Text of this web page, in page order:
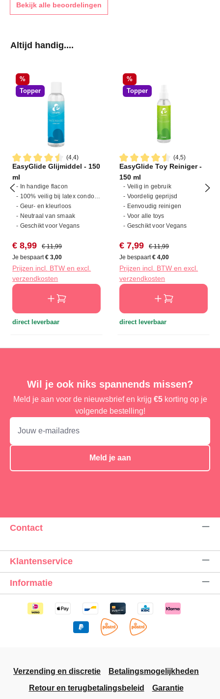
Bekijk alle beoordelingen
Productgalerij overslaan
Altijd handig....
Korting
%
Topper
(4,4)
Gemiddelde waardering van 4.4 van 5 sterren
EasyGlide Glijmiddel - 150
ml
- In handige flacon
- 100% veilig bij latex condooms
- Geur- en kleurloos
- Neutraal van smaak
- Geschikt voor Vegans
Verkoopprijs:
€ 8,99 Normale prijs:
€ 11,99
Je bespaart€ 3,00
Prijzen incl. BTW en excl.
verzendkosten
direct leverbaar
Korting
%
Topper
(4,5)
Gemiddelde waardering van
EasyGlide Toy Reiniger -
150 ml
- Veilig in gebruik
- Voordelig geprijsd
- Eenvoudig reinigen
- Voor alle toys
- Geschikt voor Vegans
Verkoopprijs:
€ 7,99 Normale prijs:
€ 11,99
Je bespaart€ 4,00
Prijzen incl. BTW en excl.
verzendkosten
direct leverbaar
Wil je ook niks spannends missen?
Meld je aan voor de nieuwsbrief en krijg €5korting op je
volgende bestelling!
Meld je aan
Contact
Klantenservice
Informatie
Verzending en discretie
Betalingsmogelijkheden
Retour en terugbetalingsbeleid
Garantie